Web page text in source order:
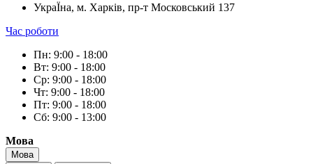
УкраЇна, м. Харків, пр-т Московський 137
Час роботи
Пн: 9:00 - 18:00
Вт: 9:00 - 18:00
Ср: 9:00 - 18:00
Чт: 9:00 - 18:00
Пт: 9:00 - 18:00
Сб: 9:00 - 13:00
Мова
Мова